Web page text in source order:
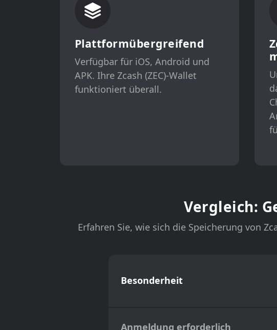
Plattformübergreifend
Verfügbar für iOS, Android und
APK. Ihre Zcash (ZEC)-Wallet
funktioniert überall.
Vergleich:
Erfahren Sie, wie sich die Speicherung von
Besonderheit
Anmeldung erforderlich